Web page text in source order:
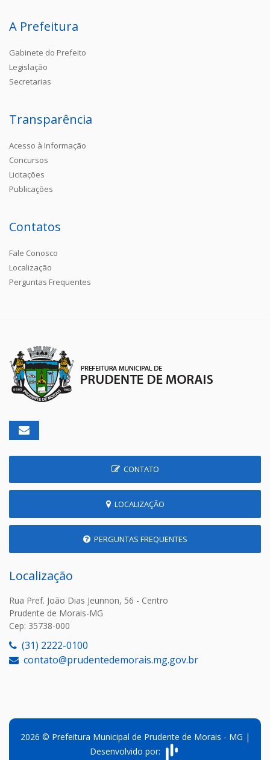
A Prefeitura
Gabinete do Prefeito
Legislação
Secretarias
Transparência
Acesso à Informação
Concursos
Licitações
Publicações
Contatos
Fale Conosco
Localização
Perguntas Frequentes
CONTATO
LOCALIZAÇÃO
PERGUNTAS FREQUENTES
Localização
Rua Pref. João Dias Jeunnon, 56 - Centro
Prudente de Morais-MG
Cep: 35738-000
(31) 2222-0100
contato@prudentedemorais.mg.gov.br
2026 © Prefeitura Municipal de Prudente de Morais - MG |
Desenvolvido por: